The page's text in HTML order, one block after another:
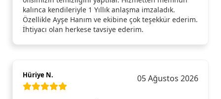
kalınca kendileriyle 1 Yıllık anlaşma imzaladık.
Özellikle Ayşe Hanım ve ekibine çok teşekkür ederim.
İhtiyacı olan herkese tavsiye ederim.
Hüriye N. 05 Ağustos 2026